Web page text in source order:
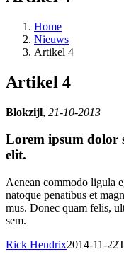
Home
Nieuws
Artikel 4
Artikel 4
Blokzijl, 21-10-2013
Lorem ipsum dolor
elit.
Aenean commodo ligula
natoque penatibus et
mus. Donec quam felis,
sem.
Rick Hendrix2014-11-